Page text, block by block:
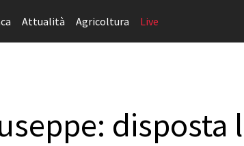
Attualità Agricoltura Live